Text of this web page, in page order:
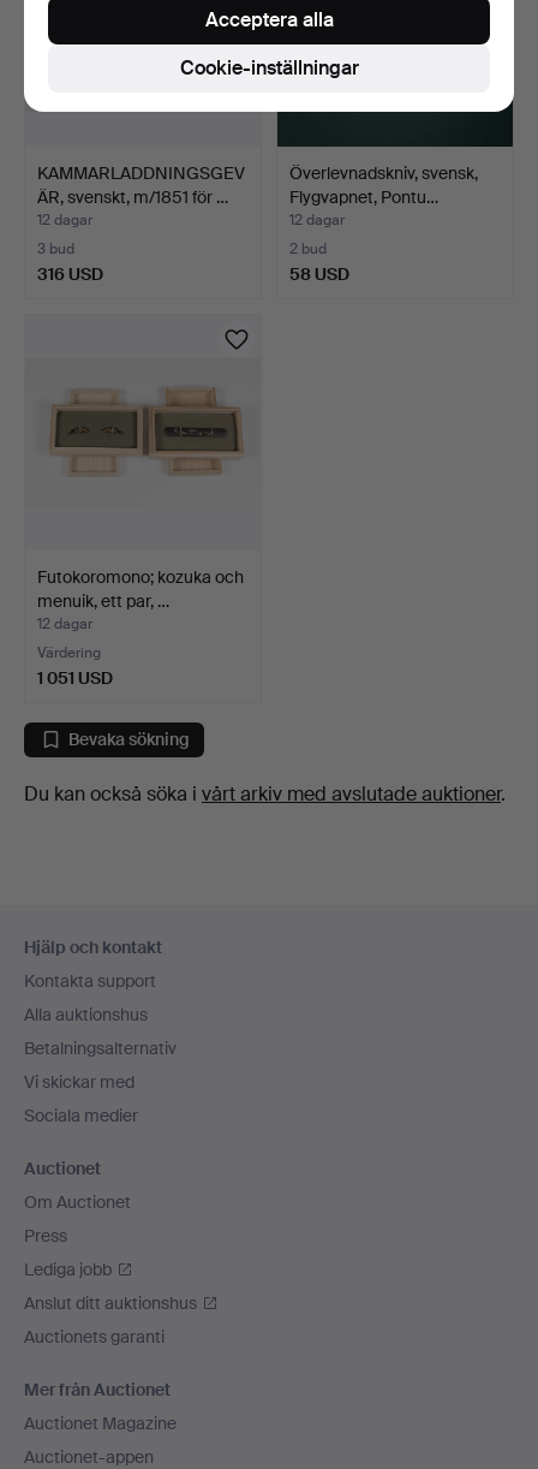
KAMMARLADDNINGSGEV
ÄR, svenskt, m/1851 för …
12 dagar
3 bud
316 USD
Överlevnadskniv, svensk,
Flygvapnet, Pontu…
12 dagar
2 bud
58 USD
Futokoromono; kozuka och
menuik, ett par, …
12 dagar
Värdering
1 051 USD
Bevaka sökning
Du kan också söka i vårt arkiv med avslutade auktioner.
Hjälp och kontakt
Kontakta support
Alla auktionshus
Betalningsalternativ
Vi skickar med
Sociala medier
Auctionet
Om Auctionet
Press
Lediga jobb
Anslut ditt auktionshus
Auctionets garanti
Mer från Auctionet
Auctionet Magazine
Auctionet-appen
Cookie-inställningar
Acceptera alla